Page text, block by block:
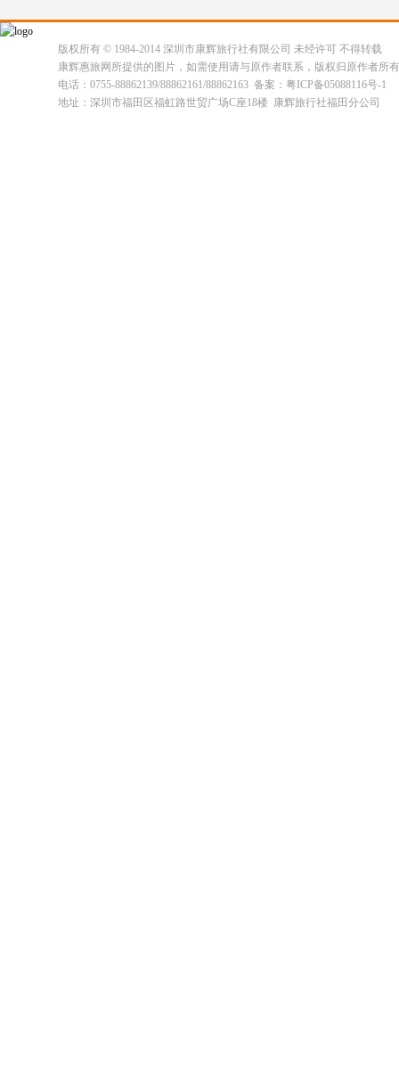
版权所有 © 1984-2014 深圳市康辉旅行社有限公司 未经许可 不得转载
康辉惠旅网所提供的图片，如需使用请与原作者联系，版权归原作者所
电话：0755-88862139/88862161/88862163 备案：粤ICP备05088116号-1
地址：深圳市福田区福虹路世贸广场C座18楼 康辉旅行社福田分公司